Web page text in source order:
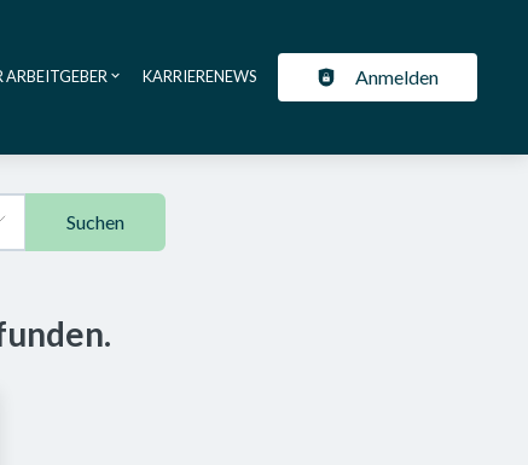
ARBEITGEBER KARRIERENEWS Anmelden
Suchen